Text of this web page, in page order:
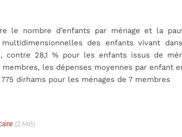
le nombre d’enfants par ménage et la
des enfants vivant
28,1 % pour les enfants issus de
les dépenses moyennes par enfant
dirhams pour les ménages de 7 membres
(2 MB)